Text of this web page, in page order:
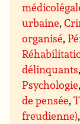
urbaine,
organisé,
délinquants,
Psychologie
de pensée,
freudienne)